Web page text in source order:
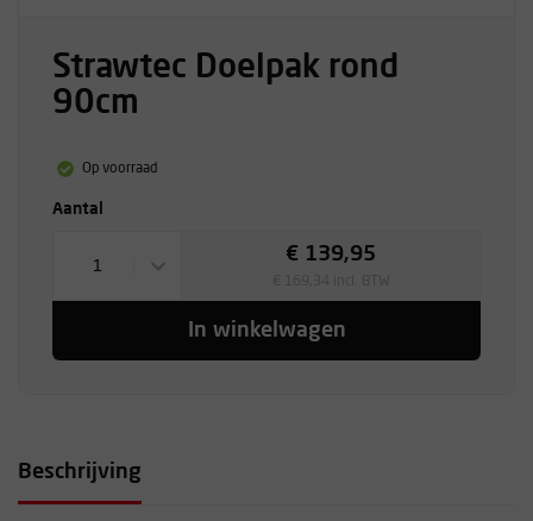
Strawtec Doelpak rond
90cm
Op voorraad
Aantal
1
€ 139,95
In winkelwagen
Beschrijving